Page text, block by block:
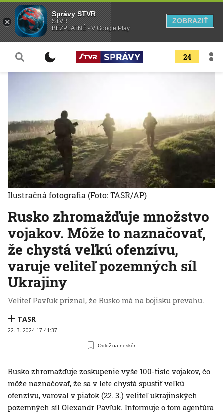
24
Rusko zhromažďuje množstvo
vojakov. Môže to naznačovať,
že chystá veľkú ofenzívu,
varuje veliteľ pozemných síl
Ukrajiny
Veliteľ Pavľuk priznal, že Rusko má na bojisku prevahu.
TASR
22. 3. 2024 17:41:37
Odlož na neskôr
Ilustračná fotografia (Foto: TASR/AP)
Rusko zhromažďuje zoskupenie vyše 100-tisíc vojakov, čo
môže naznačovať, že sa v lete chystá spustiť veľkú
ofenzívu, varoval v piatok (22. 3.) veliteľ ukrajinských
pozemných síl Olexandr Pavľuk. Informuje o tom agentúra
Správy STVR
STVR
BEZPLATNÉ - V Google Play
ZOBRAZIŤ